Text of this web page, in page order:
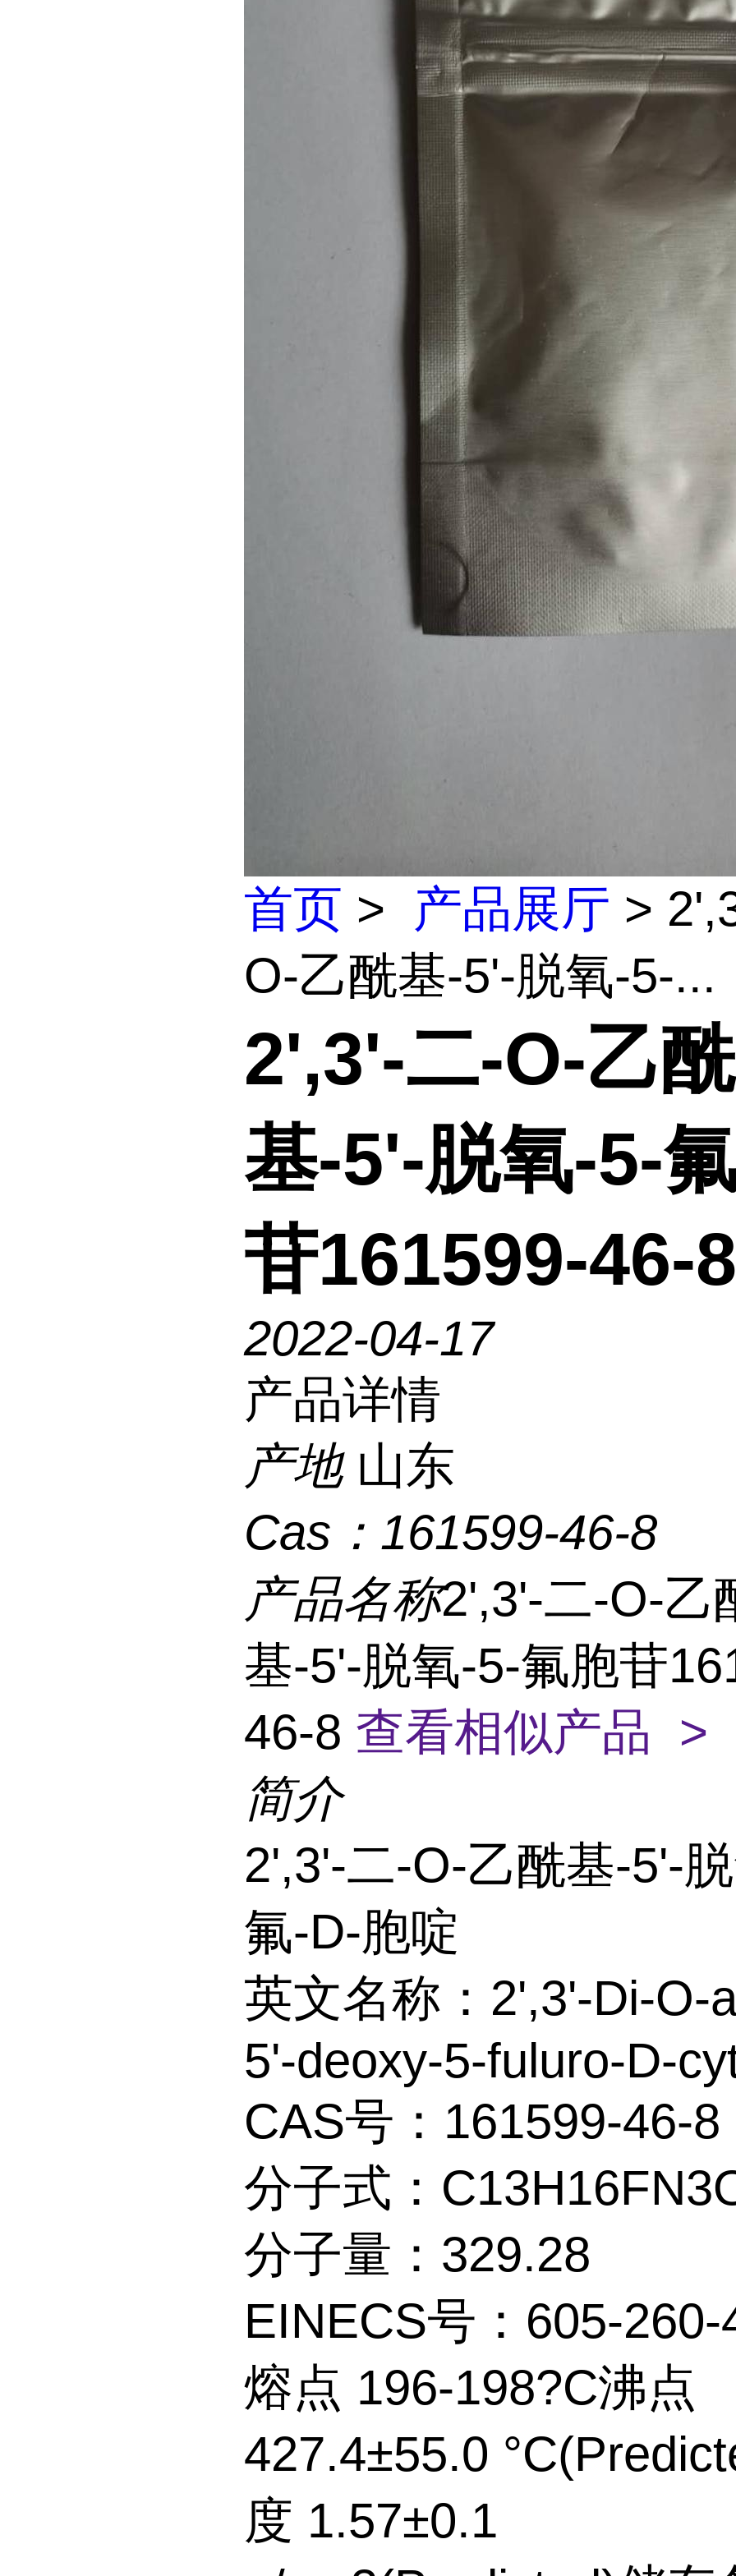
首页 > 产品展厅 >
O-乙酰基-5'-脱氧-5-...
2',3'-二-O-乙酰
基-5'-脱氧-5-
苷161599-46-8
2022-04-17
产品详情
产地 山东
Cas： 161599-46-8
产品名称2',3'-二-O-乙
基-5'-脱氧-5-氟胞苷
46-8 查看相似产品 >
简介
2',3'-二-O-乙酰基-5'-
氟-D-胞啶
英文名称：2',3'-Di-O-
5'-deoxy-5-fuluro-D-
CAS号：161599-46-8
分子式：
分子量：329.28
EINECS号：605-260-
熔点 196-198?C沸点
427.4±55.0
度 1.57±0.1